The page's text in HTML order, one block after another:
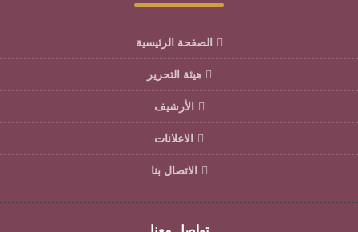
الصفحة الرئيسية
هيئة التحرير
الأرشيف
الاعلانات
الاتصال بنا